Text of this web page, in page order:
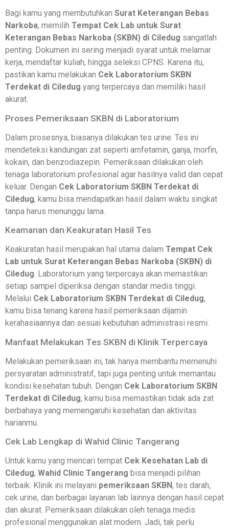
Bagi kamu yang membutuhkan Surat Keterangan Bebas
Narkoba, memilih Tempat Cek Lab untuk Surat
Keterangan Bebas Narkoba (SKBN) di Ciledug sangatlah
penting. Dokumen ini sering menjadi syarat untuk melamar
kerja, mendaftar kuliah, hingga seleksi CPNS. Karena itu,
pastikan kamu melakukan Cek Laboratorium SKBN
Terdekat di Ciledug yang terpercaya dan memiliki hasil
akurat.
Proses Pemeriksaan SKBN di Laboratorium
Dalam prosesnya, biasanya dilakukan tes urine. Tes ini
mendeteksi kandungan zat seperti amfetamin, ganja, morfin,
kokain, dan benzodiazepin. Pemeriksaan dilakukan oleh
tenaga laboratorium profesional agar hasilnya valid dan cepat
keluar. Dengan Cek Laboratorium SKBN Terdekat di
Ciledug, kamu bisa mendapatkan hasil dalam waktu singkat
tanpa harus menunggu lama.
Keamanan dan Keakuratan Hasil Tes
Keakuratan hasil merupakan hal utama dalam Tempat Cek
Lab untuk Surat Keterangan Bebas Narkoba (SKBN) di
Ciledug. Laboratorium yang terpercaya akan memastikan
setiap sampel diperiksa dengan standar medis tinggi.
Melalui Cek Laboratorium SKBN Terdekat di Ciledug,
kamu bisa tenang karena hasil pemeriksaan dijamin
kerahasiaannya dan sesuai kebutuhan administrasi resmi.
Manfaat Melakukan Tes SKBN di Klinik Terpercaya
Melakukan pemeriksaan ini, tak hanya membantu memenuhi
persyaratan administratif, tapi juga penting untuk memantau
kondisi kesehatan tubuh. Dengan Cek Laboratorium SKBN
Terdekat di Ciledug, kamu bisa memastikan tidak ada zat
berbahaya yang memengaruhi kesehatan dan aktivitas
harianmu.
Cek Lab Lengkap di Wahid Clinic Tangerang
Untuk kamu yang mencari tempat Cek Kesehatan Lab di
Ciledug, Wahid Clinic Tangerang bisa menjadi pilihan
terbaik. Klinik ini melayani pemeriksaan SKBN, tes darah,
cek urine, dan berbagai layanan lab lainnya dengan hasil cepat
dan akurat. Pemeriksaan dilakukan oleh tenaga medis
profesional menggunakan alat modern. Jadi, tak perlu